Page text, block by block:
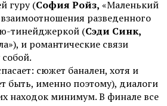
гуру (София Ройз, «Маленький
разведенного
тинейджеркой (Сэди Синк,
и романтические связи
сюжет банален, хотя и
быть, именно поэтому), диалоги
находок минимум. В финале все